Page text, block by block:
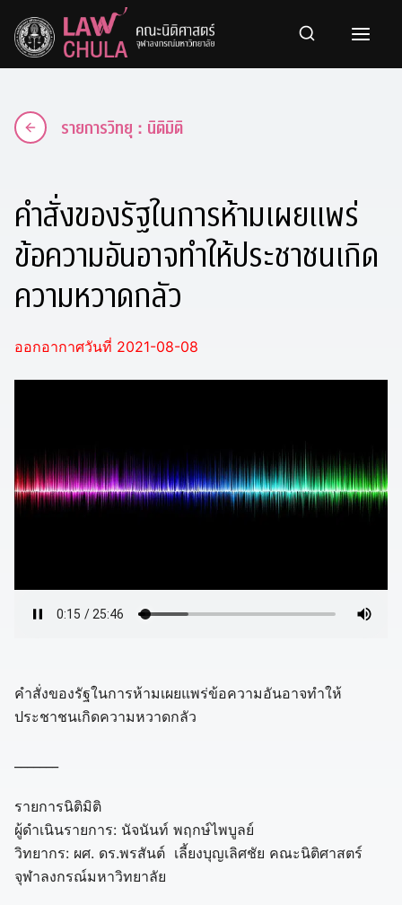
content
รายการวิทยุ : นิติมิติ
คำสั่งของรัฐในการห้ามเผยแพร่
ข้อความอันอาจทำให้ประชาชนเกิด
ความหวาดกลัว
ออกอากาศวันที่ 2021-08-08
คำสั่งของรัฐในการห้ามเผยแพร่ข้อความอันอาจทำให้
ประชาชนเกิดความหวาดกลัว
รายการนิติมิติ
ผู้ดำเนินรายการ: นัจนันท์ พฤกษ์ไพบูลย์
วิทยากร: ผศ. ดร.พรสันต์ เลี้ยงบุญเลิศชัย คณะนิติศาสตร์
จุฬาลงกรณ์มหาวิทยาลัย